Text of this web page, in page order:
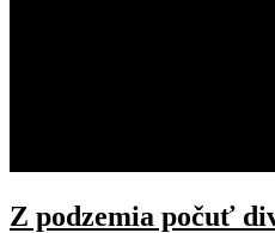
Z podzemia počuť